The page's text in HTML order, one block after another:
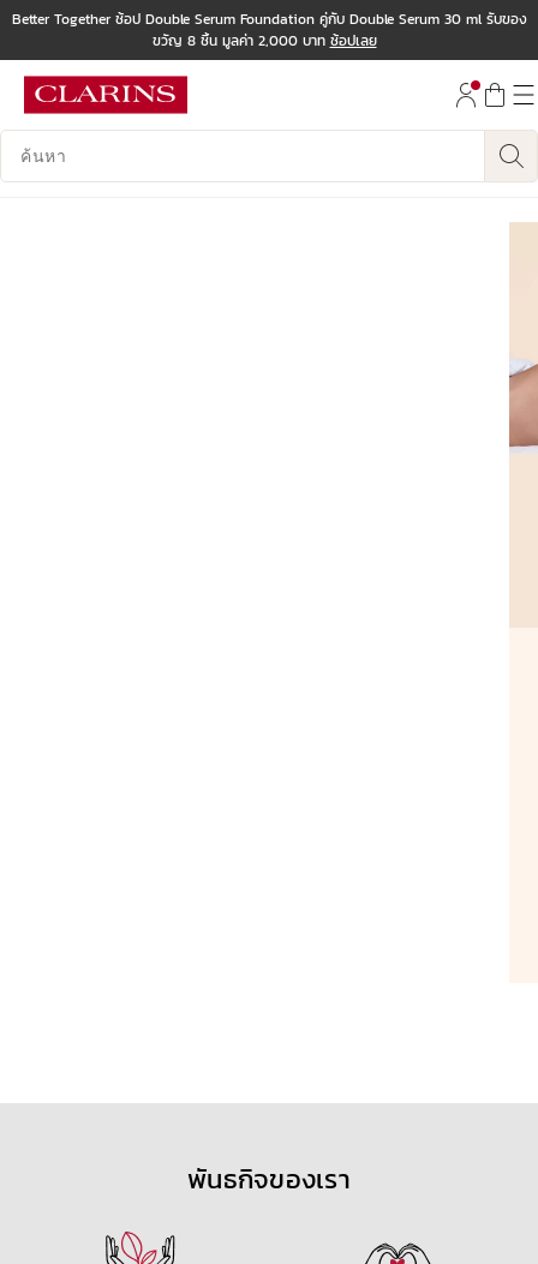
ไปที่ส่วนท้าย
Better Together ช้อป Double Serum Foundation คู่กับ Double Serum 30 ml รับของ
ขวัญ 8 ชิ้น มูลค่า 2,000 บาท ช้อปเลย
บันทึกข้อมูลค้นหา
พันธกิจของเรา